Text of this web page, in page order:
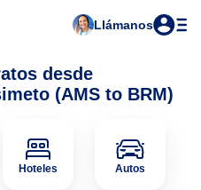
Llámanos
desde
(AMS to BRM)
Hoteles Autos